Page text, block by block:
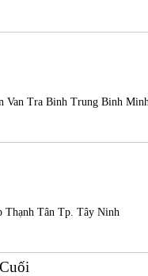
Van Tra Binh Trung Binh
Thạnh Tân Tp. Tây Ninh
Cuối